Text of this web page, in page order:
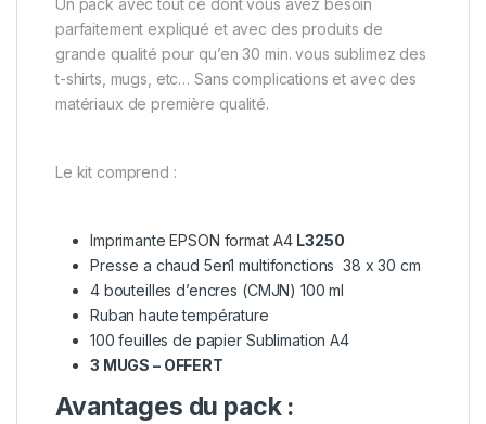
parfaitement expliqué et avec des produits de
grande qualité pour qu’en 30 min. vous sublimez des
t-shirts, mugs, etc… Sans complications et avec des
matériaux de première qualité.
Le kit comprend :
Imprimante EPSON format A4 L3250
Presse a chaud 5en1 multifonctions 38 x 30 cm
4 bouteilles d’encres (CMJN) 100 ml
Ruban haute température
100 feuilles de papier Sublimation A4
3 MUGS – OFFERT
Avantages du pack :